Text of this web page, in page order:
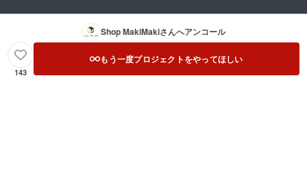
Shop MakiMakiさんへアンコール
143
もう一度プロジェクトをやってほしい